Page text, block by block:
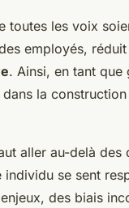
toutes les voix
employés,
. Ainsi, en tant
la
aller au-delà des
se sent
des biais